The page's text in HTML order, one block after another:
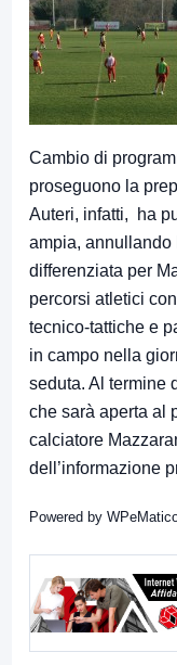
Cambio di
proseguono la
Auteri, infatti, ha
ampia, annullando
differenziata per
percorsi atletici
tecnico-tattiche e
in campo nella
seduta. Al termine
che sarà aperta al
calciatore
dell’informazione
Powered by